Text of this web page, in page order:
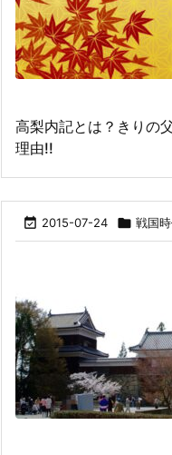
高梨内記とは？きりの
理由!!
 2015-07-24  戦国